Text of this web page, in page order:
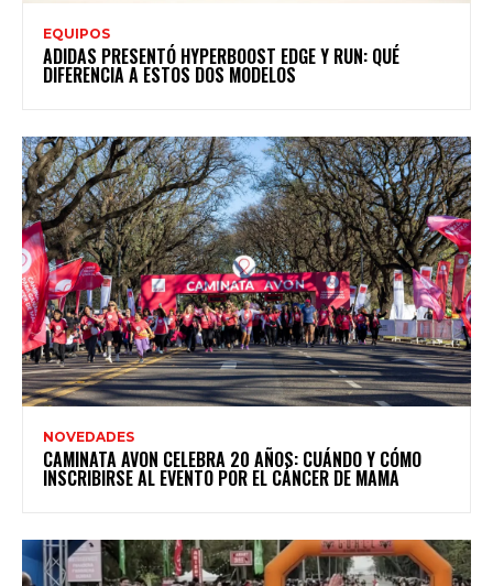
EQUIPOS
ADIDAS PRESENTÓ HYPERBOOST EDGE Y RUN: QUÉ
DIFERENCIA A ESTOS DOS MODELOS
NOVEDADES
CAMINATA AVON CELEBRA 20 AÑOS: CUÁNDO Y CÓMO
INSCRIBIRSE AL EVENTO POR EL CÁNCER DE MAMA